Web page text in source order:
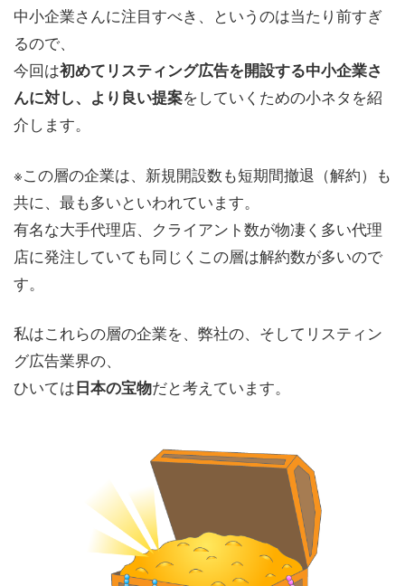
中小企業さんに注目すべき、というのは当たり前すぎ
るので、
今回は初めてリスティング広告を開設する中小企業さ
んに対し、より良い提案をしていくための小ネタを紹
介します。
※この層の企業は、新規開設数も短期間撤退（解約）も
共に、最も多いといわれています。
有名な大手代理店、クライアント数が物凄く多い代理
店に発注していても同じくこの層は解約数が多いので
す。
私はこれらの層の企業を、弊社の、そしてリスティン
グ広告業界の、
ひいては日本の宝物だと考えています。